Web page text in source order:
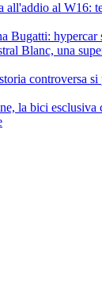
all'addio al W16:
Bugatti: hypercar
Blanc, una
controversa si
la bici esclusiva